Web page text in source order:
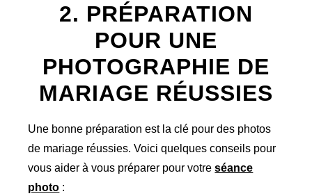
2. PRÉPARATION
POUR UNE
PHOTOGRAPHIE DE
MARIAGE RÉUSSIES
Une bonne préparation est la clé pour des photos
de mariage réussies. Voici quelques conseils pour
vous aider à vous préparer pour votreséance
photo :